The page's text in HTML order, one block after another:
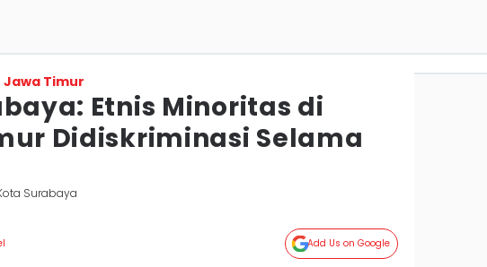
Jawa Timur
Etnis Minoritas di
Didiskriminasi Selama
Surabaya
Add Us on Google